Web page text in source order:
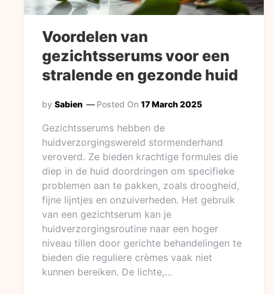
Voordelen van
gezichtsserums voor een
stralende en gezonde huid
by Sabien Posted On 17 March 2025
Gezichtsserums hebben de
huidverzorgingswereld stormenderhand
veroverd. Ze bieden krachtige formules die
diep in de huid doordringen om specifieke
problemen aan te pakken, zoals droogheid,
fijne lijntjes en onzuiverheden. Het gebruik
van een gezichtserum kan je
huidverzorgingsroutine naar een hoger
niveau tillen door gerichte behandelingen te
bieden die reguliere crèmes vaak niet
kunnen bereiken. De lichte,…